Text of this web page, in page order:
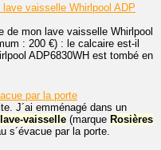
vaisselle Whirlpool ADP
de mon lave vaisselle Whirlpool
: 200 €) : le calcaire est-il
ADP6830WH est tombé en
par la porte
J´ai emménagé dans un
lave-vaisselle (marque Rosières
s´évacue par la porte.